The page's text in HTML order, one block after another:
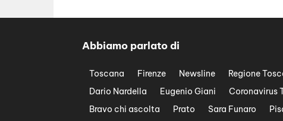
Abbiamo parlato di
Toscana Firenze Newsline Regione
Dario Nardella
Eugenio Giani Coronavirus
Bravo chi ascolta
Prato Sara Funaro